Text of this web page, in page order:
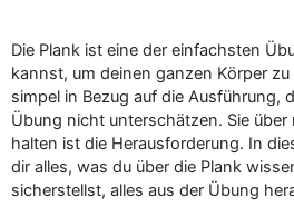
Die Plank ist eine der einfachsten
kannst, um deinen ganzen Körper
simpel in Bezug auf die Ausführung,
Übung nicht unterschätzen. Sie über
halten ist die Herausforderung. In
dir alles, was du über die Plank
sicherstellst, alles aus der Übung